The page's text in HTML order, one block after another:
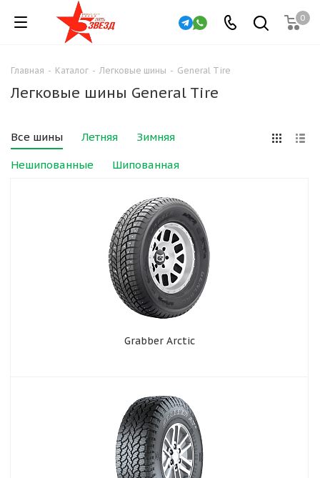
0
Главная - Каталог - Легковые шины - General Tire
Легковые шины General Tire
Все шины Летняя Зимняя
Нешипованные Шипованная
Grabber Arctic